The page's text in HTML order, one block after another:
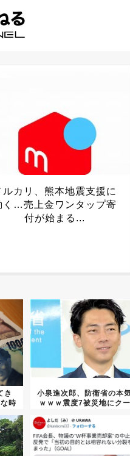
沢秀明社長、熊本入り示
「男手が必要。時間を見
つけて行きたい」...
き
時
小泉進次郎、防衛省の本
ｗｗｗ震度7被災地にク